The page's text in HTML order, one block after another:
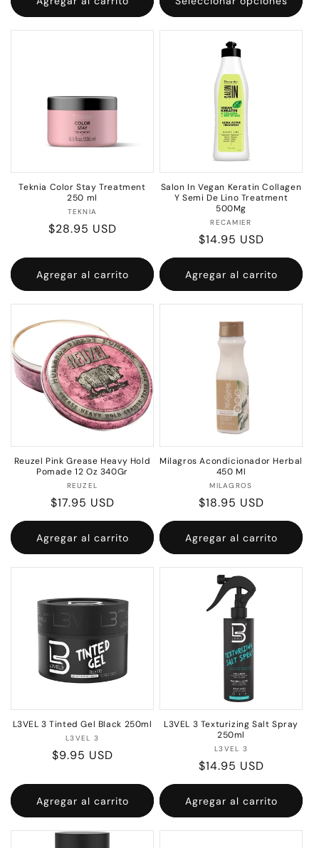
Teknia Color Stay Treatment
250 ml
Proveedor:
TEKNIA
Precio
$28.95 USD
Agregar al carrito
Salon In Vegan Keratin Collagen
Y Semi De Lino Treatment
500Mg
Proveedor:
RECAMIER
Precio
habitual
$14.95 USD
Agregar al carrito
Reuzel Pink Grease Heavy Hold
Pomade 12 Oz 340Gr
Proveedor:
REUZEL
Precio
habitual
$17.95 USD
Agregar al carrito
Milagros Acondicionador Herbal
450 Ml
Proveedor:
MILAGROS
Precio
habitual
$18.95 USD
Agregar al carrito
L3VEL 3 Tinted Gel Black 250ml
Proveedor:
L3VEL 3
Precio
$9.95 USD
Agregar al carrito
L3VEL 3 Texturizing Salt Spray
250ml
Proveedor:
L3VEL 3
Precio
habitual
$14.95 USD
Agregar al carrito